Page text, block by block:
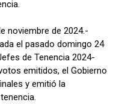
noviembre de 2024.-
el pasado domingo 24
de Tenencia 2024-
emitidos, el Gobierno
y emitió la